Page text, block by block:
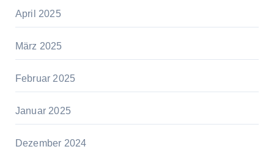
April 2025
März 2025
Februar 2025
Januar 2025
Dezember 2024